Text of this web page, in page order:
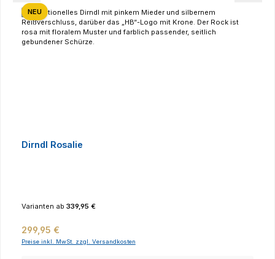
NEU
Dirndl Rosalie
Varianten ab 339,95 €
Regulärer Preis:
299,95 €
Preise inkl. MwSt. zzgl. Versandkosten